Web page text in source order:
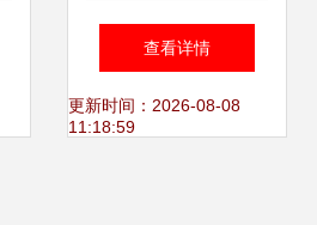
声波发生器 重塑超
声设备的性能标杆
查看详情
更新时间：2026-08-08
11:18:59